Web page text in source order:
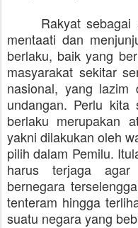
Rakyat
mentaati dan
berlaku, baik yang
masyarakat sekitar
nasional, yang lazim
undangan. Perlu kita
berlaku merupakan
yakni dilakukan oleh
pilih dalam Pemilu.
harus terjaga agar
bernegara
tenteram hingga
suatu negara yang